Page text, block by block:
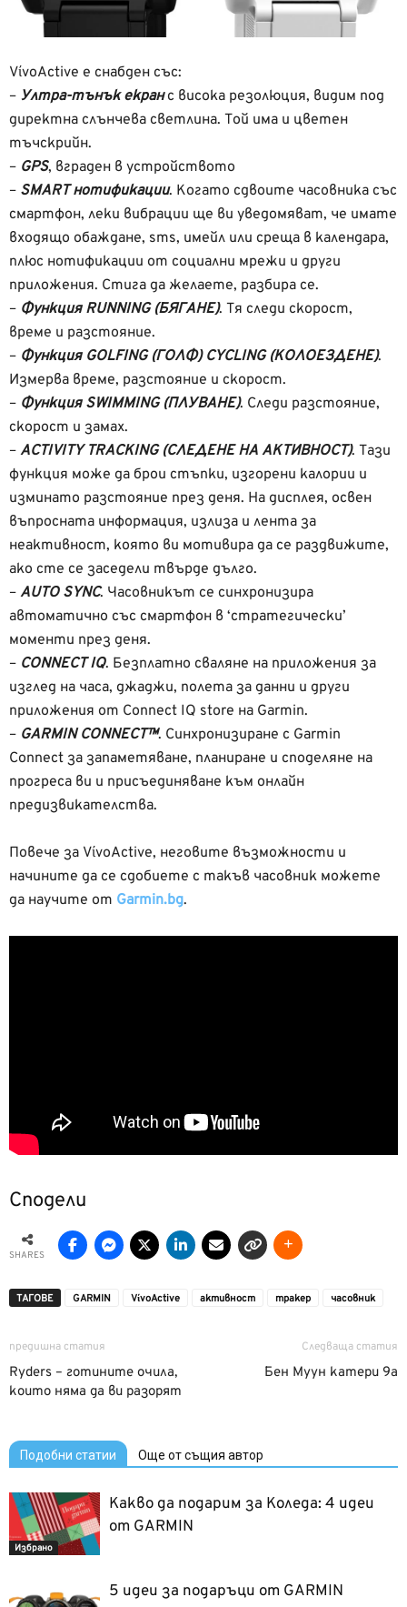
VίvoActive е снабден със:
– Ултра-тънък екран с висока резолюция, видим под
директна слънчева светлина. Той има и цветен
тъчскрийн.
– GPS, вграден в устройството
– SMART нотификации. Когато сдвоите часовника със
смартфон, леки вибрации ще ви уведомяват, че имате
входящо обаждане, sms, имейл или среща в календара,
плюс нотификации от социални мрежи и други
приложения. Стига да желаете, разбира се.
– Функция RUNNING (БЯГАНЕ). Тя следи скорост,
време и разстояние.
– Функция GOLFING (ГОЛФ) CYCLING (КОЛОЕЗДЕНЕ).
Измерва време, разстояние и скорост.
– Функция SWIMMING (ПЛУВАНЕ). Следи разстояние,
скорост и замах.
– ACTIVITY TRACKING (СЛЕДЕНЕ НА АКТИВНОСТ). Тази
функция може да брои стъпки, изгорени калории и
изминато разстояние през деня. На дисплея, освен
въпросната информация, излиза и лента за
неактивност, която ви мотивира да се раздвижите,
ако сте се заседели твърде дълго.
– AUTO SYNC. Часовникът се синхронизира
автоматично със смартфон в ‘стратегически’
моменти през деня.
– CONNECT IQ. Безплатно сваляне на приложения за
изглед на часа, джаджи, полета за данни и други
приложения от Connect IQ store на Garmin.
– GARMIN CONNECT™. Синхронизиране с Garmin
Connect за запаметяване, планиране и споделяне на
прогреса ви и присъединяване към онлайн
предизвикателства.
Повече за VίvoActive, неговите възможности и
начините да се сдобиете с такъв часовник можете
да научите от Garmin.bg.
Сподели
SHARES
ТАГОВЕ GARMIN VίvoActive активност тракер часовник
предишна статия
Ryders – готините oчила,
които няма да ви разорят
Следваща статия
Бен Муун катери 9а
Подобни статии Още от същия автор
Избрано
Какво да подарим за Коледа: 4 идеи
от GARMIN
5 идеи за подаръци от GARMIN